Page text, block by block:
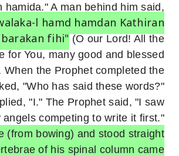
hamida." A man behind him said,
l hamd hamdan Kathiran
fihi" (O our Lord! All the
for You, many good and blessed
When the Prophet completed the
"Who has said these words?"
"I." The Prophet said, "I saw
angels competing to write it first."
(from bowing) and stood straight
of his spinal column came